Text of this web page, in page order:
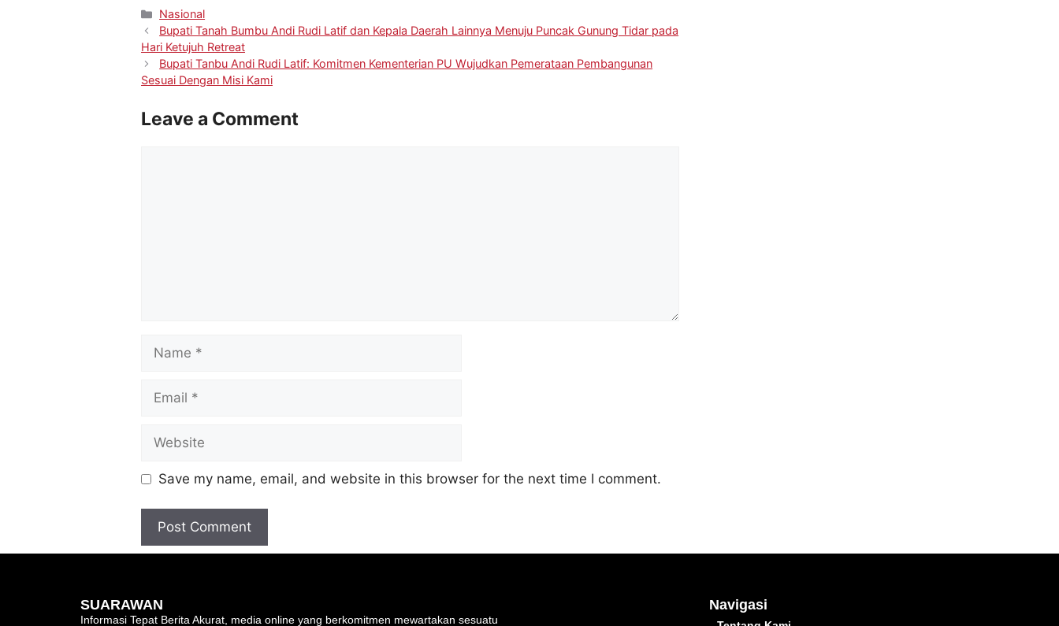
Nasional
Bupati Tanah Bumbu Andi Rudi Latif dan Kepala Daerah Lainnya Menuju Puncak Gunung Tidar pada
Hari Ketujuh Retreat
Bupati Tanbu Andi Rudi Latif: Komitmen Kementerian PU Wujudkan Pemerataan Pembangunan
Sesuai Dengan Misi Kami
Leave a Comment
Save my name, email, and website in this browser for the next time I comment.
SUARAWAN
Informasi Tepat Berita Akurat, media online yang berkomitmen mewartakan sesuatu
Navigasi